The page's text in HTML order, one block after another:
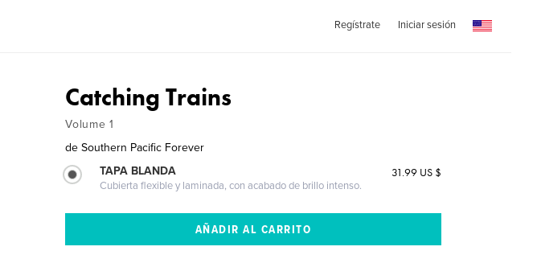
Regístrate Iniciar sesión
Catching Trains
Volume 1
de Southern Pacific Forever
TAPA BLANDA
Cubierta flexible y laminada, con acabado de brillo intenso.
31.99 US $